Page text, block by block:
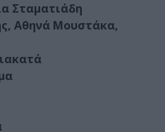
Σταματιάδη
Αθηνά Μουστάκα,